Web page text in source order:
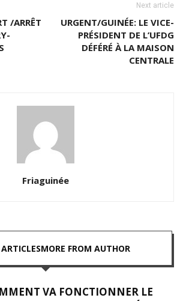
/ARRÊT
Next article
URGENT/GUINÉE: LE VICE-
PRÉSIDENT DE L’UFDG
DÉFÉRÉ À LA MAISON
CENTRALE
Friaguinée
MORE FROM AUTHOR
VA FONCTIONNER LE